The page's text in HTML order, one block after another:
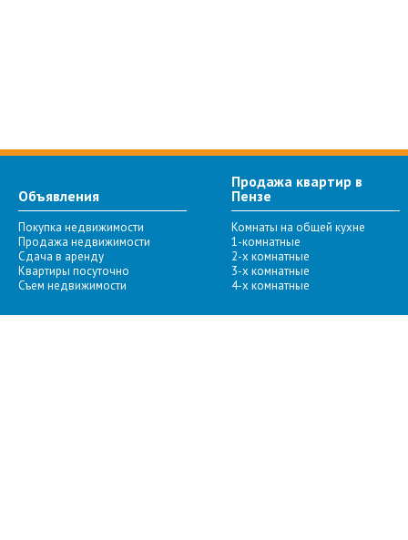
Объявления
Покупка недвижимости
Продажа недвижимости
Сдача в аренду
Квартиры посуточно
Съем недвижимости
Продажа квартир в
Пензе
Комнаты на общей кухне
1-комнатные
2-х комнатные
3-х комнатные
4-х комнатные